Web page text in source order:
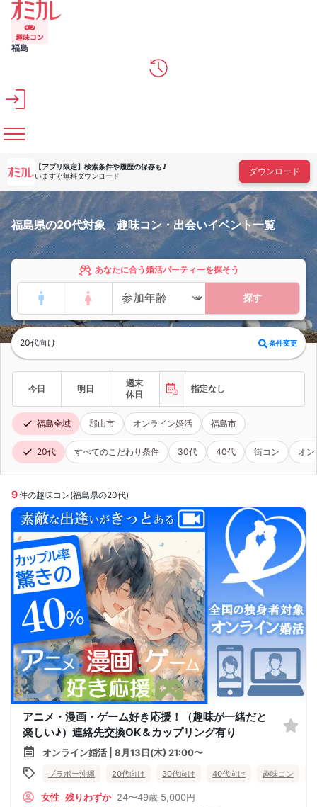
メインコンテンツへスキップ
福島
【アプリ限定】 検索条件や履歴の保存も♪
いますぐ無料ダウンロード
ダウンロード
福島県の20代対象 趣味コン・出会いイベント一覧
あなたに合う婚活パーティーを探そう
探す
20代向け 条件変更
今日 明日
週末
休日
指定なし
福島全域 郡山市 オンライン婚活 福島市
20代 すべてのこだわり条件 30代 40代 街コン オ
9件の趣味コン(福島県の20代)
アニメ・漫画・ゲーム好き応援！（趣味が一緒だと
楽しい♪）連絡先交換OK＆カップリング有り
オンライン婚活 | 8月13日(木) 21:00〜
ブラボー沖縄 20代向け 30代向け 40代向け 趣味コン
女性 残りわずか 24〜49歳 5,000円